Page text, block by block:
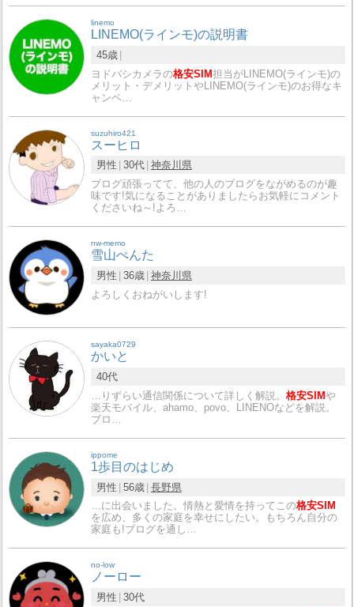
linemo
LINEMO(ラインモ)の説明書
45歳
ヨドバシカメラの格安SIM担当がLINEMO(ラインモ)の
メリット・デメリットやLINEMO(ラインモ)のお得なキ
ャンペ…
suzuhiro421
スーヒロ
男性 30代 神奈川県
ブログ頑張ってて、他の人のブログをながめるのが趣
味です!気になることがありましたらお気軽にコメント
くださいね～!よろ…
nw-memo
雪山ぺんた
男性 36歳 神奈川県
よろしくおねがいします!
sayaka0729
かいと
40代
…りずらい通信関係について詳しく解説。格安SIMや
楽天モバイル、ahamo、povo、LINENOなどを解説。
ブロ…
ippome
1歩目のはじめ
男性 56歳 長野県
…に出会いました。情熱と愛情を持ってこの格安SIM
を広め、多くの家庭を幸せにしたい。もちろん自分の
家庭も!ブログを通し…
no-low
ノーロー
男性 30代